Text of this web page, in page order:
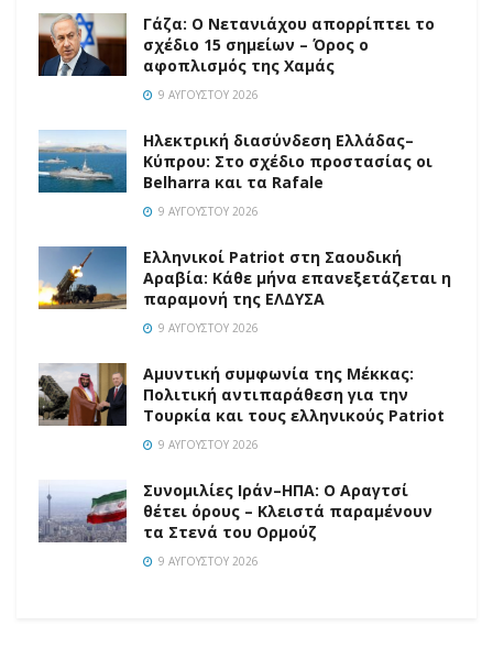
Γάζα: Ο Νετανιάχου απορρίπτει το
σχέδιο 15 σημείων – Όρος ο
αφοπλισμός της Χαμάς
9 ΑΥΓΟΎΣΤΟΥ 2026
Ηλεκτρική διασύνδεση Ελλάδας–
Κύπρου: Στο σχέδιο προστασίας οι
Belharra και τα Rafale
9 ΑΥΓΟΎΣΤΟΥ 2026
Ελληνικοί Patriot στη Σαουδική
Αραβία: Κάθε μήνα επανεξετάζεται η
παραμονή της ΕΛΔΥΣΑ
9 ΑΥΓΟΎΣΤΟΥ 2026
Αμυντική συμφωνία της Μέκκας:
Πολιτική αντιπαράθεση για την
Τουρκία και τους ελληνικούς Patriot
9 ΑΥΓΟΎΣΤΟΥ 2026
Συνομιλίες Ιράν–ΗΠΑ: Ο Αραγτσί
θέτει όρους – Κλειστά παραμένουν
τα Στενά του Ορμούζ
9 ΑΥΓΟΎΣΤΟΥ 2026